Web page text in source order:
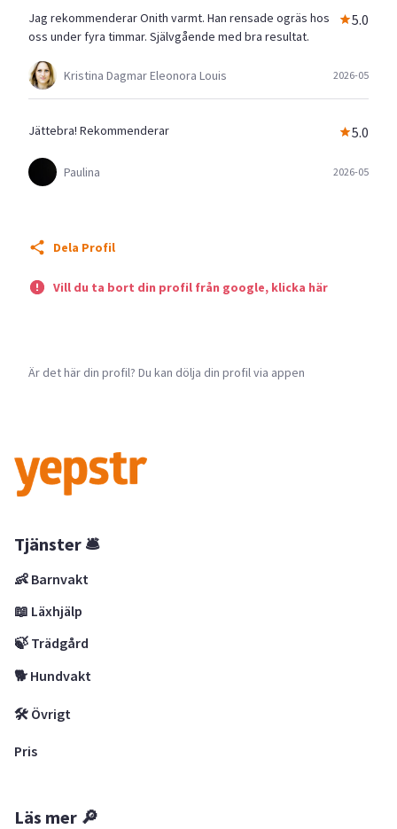
Jag rekommenderar Onith varmt. Han rensade ogräs hos
oss under fyra timmar. Självgående med bra resultat.
5.0
Kristina Dagmar Eleonora Louis 2026-05
Jättebra! Rekommenderar 5.0
Paulina 2026-05
Dela Profil
Vill du ta bort din profil från google, klicka här
Är det här din profil? Du kan dölja din profil via appen
Tjänster 🛎
👶 Barnvakt
📖 Läxhjälp
🍃 Trädgård
🐕 Hundvakt
🛠 Övrigt
Pris
Läs mer 🔎